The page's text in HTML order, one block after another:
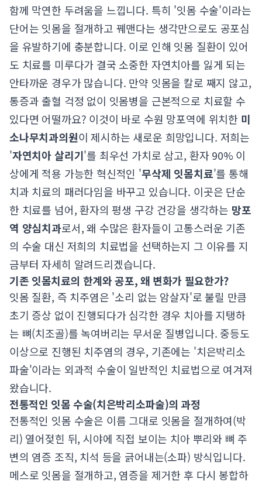
함께 막연한 두려움을 느낍니다. 특히 '잇몸 수술'이라는
단어는 잇몸을 절개하고 꿰맨다는 생각만으로도 공포심
을 유발하기에 충분합니다. 이로 인해 잇몸 질환이 있어
도 치료를 미루다가 결국 소중한 자연치아를 잃게 되는
안타까운 경우가 많습니다. 만약 잇몸을 칼로 째지 않고,
통증과 출혈 걱정 없이 잇몸병을 근본적으로 치료할 수
있다면 어떨까요? 이것이 바로 수원 망포역에 위치한 미
소나무치과의원이 제시하는 새로운 희망입니다. 저희는
'자연치아 살리기'를 최우선 가치로 삼고, 환자 90% 이
상에게 적용 가능한 혁신적인 '무삭제 잇몸치료'를 통해
치과 치료의 패러다임을 바꾸고 있습니다. 이곳은 단순
한 치료를 넘어, 환자의 평생 구강 건강을 생각하는 망포
역 양심치과로서, 왜 수많은 환자들이 고통스러운 기존
의 수술 대신 저희의 치료법을 선택하는지 그 이유를 지
금부터 자세히 알려드리겠습니다.
기존 잇몸치료의 한계와 공포, 왜 변화가 필요한가?
잇몸 질환, 즉 치주염은 '소리 없는 암살자'로 불릴 만큼
초기 증상 없이 진행되다가 심각한 경우 치아를 지탱하
는 뼈(치조골)를 녹여버리는 무서운 질병입니다. 중등도
이상으로 진행된 치주염의 경우, 기존에는 '치은박리소
파술'이라는 외과적 수술이 일반적인 치료법으로 여겨져
왔습니다.
전통적인 잇몸 수술(치은박리소파술)의 과정
전통적인 잇몸 수술은 이름 그대로 잇몸을 절개하여(박
리) 열어젖힌 뒤, 시야에 직접 보이는 치아 뿌리와 뼈 주
변의 염증 조직, 치석 등을 긁어내는(소파) 방식입니다.
메스로 잇몸을 절개하고, 염증을 제거한 후 다시 봉합하